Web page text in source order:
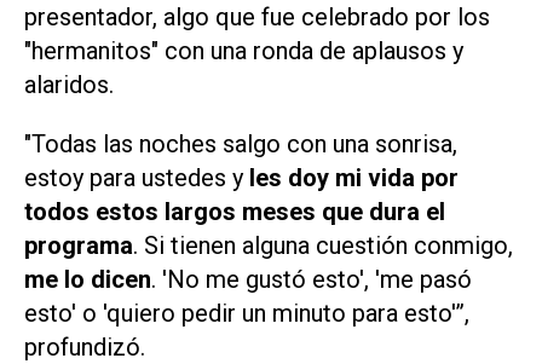
presentador, algo que fue celebrado por los
"hermanitos" con una ronda de aplausos y
alaridos.
"Todas las noches salgo con una sonrisa,
estoy para ustedes y les doy mi vida por
todos estos largos meses que dura el
programa. Si tienen alguna cuestión conmigo,
me lo dicen. 'No me gustó esto', 'me pasó
esto' o 'quiero pedir un minuto para esto'”,
profundizó.